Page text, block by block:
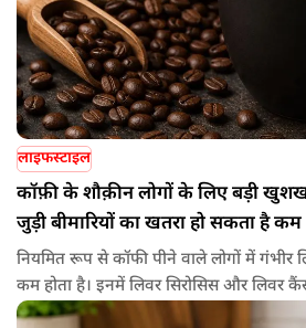
लाइफस्टाइल
कॉफ़ी के शौक़ीन लोगों के लिए बड़ी
जुड़ी बीमारियों का खतरा हो सकता है कम
नियमित रूप से कॉफी पीने वाले लोगों में गंभीर
कम होता है। इनमें लिवर सिरोसिस और लिवर
भी शामिल हैं। जी हाँ, ये चौंकाने वाली खबर